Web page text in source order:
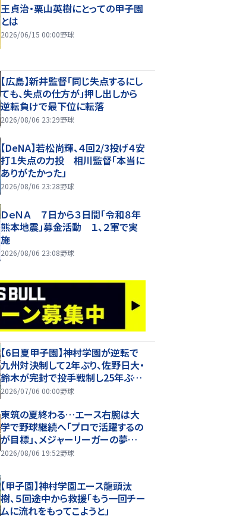
王貞治・栗山英樹にとっての甲子園
とは
2026/06/15 00:00野球
【広島】新井監督「同じ失点するにし
ても、失点の仕方が」押し出しから
逆転負けで最下位に転落
2026/08/06 23:29野球
【DeNA】若松尚輝、４回2/3投げ４安
打１失点の力投 相川監督「本当に
ありがたかった」
2026/08/06 23:28野球
ＤｅＮＡ ７日から３日間「令和８年
熊本地震」募金活動 １、２軍で実
施
2026/08/06 23:08野球
【6日夏甲子園】神村学園が逆転で
九州対決制して2年ぶり、佐野日大・
鈴木が完封で投手戦制し25年ぶり
の夏勝利
2026/07/06 00:00野球
東筑の夏終わる…エース右腕は大
学で野球継続へ「プロで活躍するの
が目標」、メジャーリーガーの夢にも
言及【26年夏甲子園】
2026/08/06 19:52野球
【甲子園】神村学園エース龍頭汰
樹、５回途中から救援「もう一回チー
ムに流れをもってこようと」